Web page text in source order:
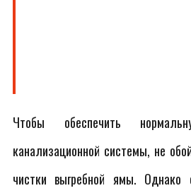
Чтобы обеспечить
канализационной системы, не
чистки выгребной ямы. Однако